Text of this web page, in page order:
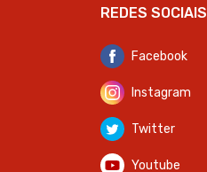
REDES SOCIAIS
Facebook
Instagram
Twitter
Youtube